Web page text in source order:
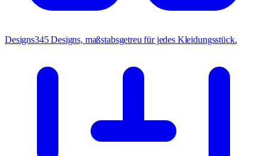
Designs345 Designs, maßstabsgetreu für jedes Kleidungsstück.